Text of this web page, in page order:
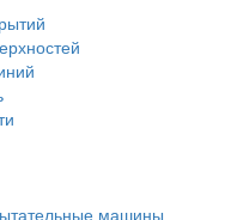
машины